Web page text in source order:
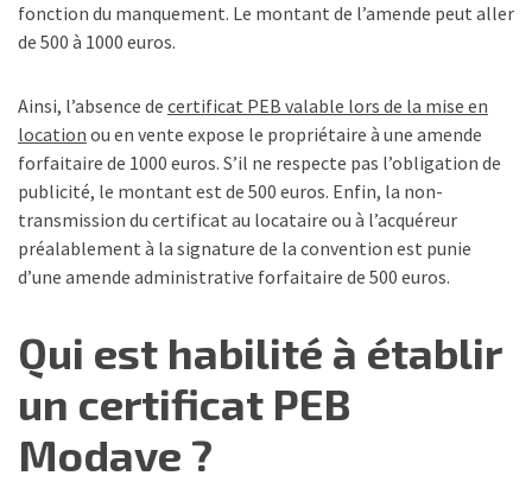
fonction du manquement. Le montant de l’amende peut aller
de 500 à 1000 euros.
Ainsi, l’absence de certificat PEB valable lors de la mise en
location ou en vente expose le propriétaire à une amende
forfaitaire de 1000 euros. S’il ne respecte pas l’obligation de
publicité, le montant est de 500 euros. Enfin, la non-
transmission du certificat au locataire ou à l’acquéreur
préalablement à la signature de la convention est punie
d’une amende administrative forfaitaire de 500 euros.
Qui est habilité à établir
un certificat PEB
Modave ?